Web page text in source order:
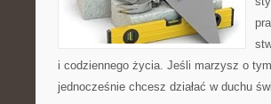
i codziennego życia. Jeśli marzysz o
jednocześnie chcesz działać w duchu